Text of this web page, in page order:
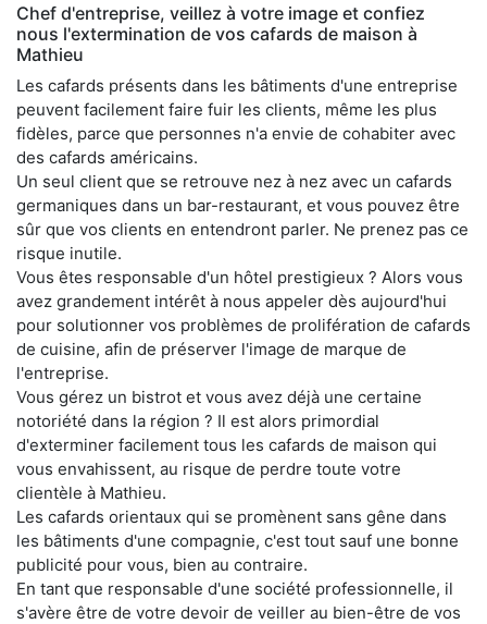
Chef d'entreprise, veillez à votre image et confiez
nous l'extermination de vos cafards de maison à
Mathieu
Les cafards présents dans les bâtiments d'une entreprise
peuvent facilement faire fuir les clients, même les plus
fidèles, parce que personnes n'a envie de cohabiter avec
des cafards américains.
Un seul client que se retrouve nez à nez avec un cafards
germaniques dans un bar-restaurant, et vous pouvez être
sûr que vos clients en entendront parler. Ne prenez pas ce
risque inutile.
Vous êtes responsable d'un hôtel prestigieux ? Alors vous
avez grandement intérêt à nous appeler dès aujourd'hui
pour solutionner vos problèmes de prolifération de cafards
de cuisine, afin de préserver l'image de marque de
l'entreprise.
Vous gérez un bistrot et vous avez déjà une certaine
notoriété dans la région ? Il est alors primordial
d'exterminer facilement tous les cafards de maison qui
vous envahissent, au risque de perdre toute votre
clientèle à Mathieu.
Les cafards orientaux qui se promènent sans gêne dans
les bâtiments d'une compagnie, c'est tout sauf une bonne
publicité pour vous, bien au contraire.
En tant que responsable d'une société professionnelle, il
s'avère être de votre devoir de veiller au bien-être de vos